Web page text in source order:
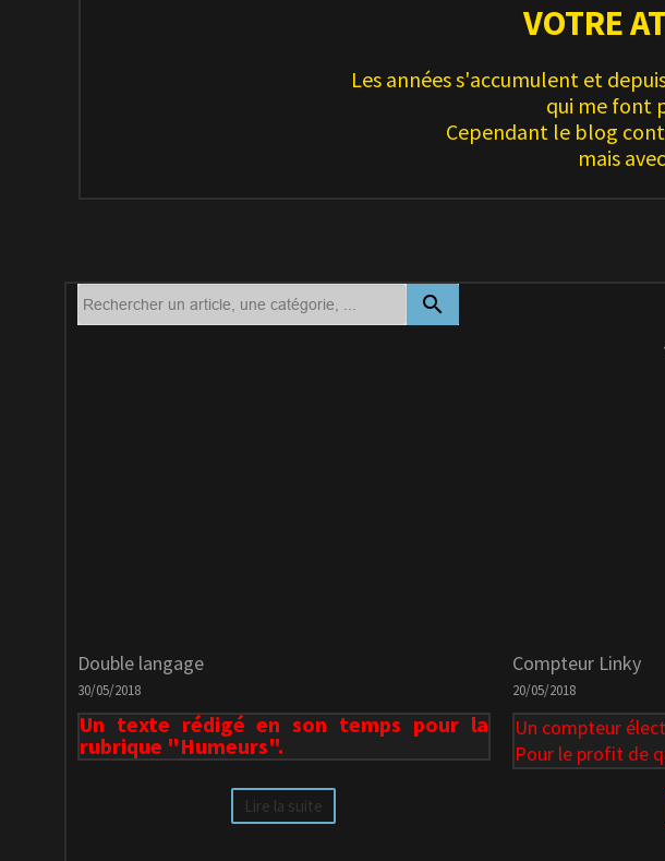
VOTRE
Les années s'accumulent et
qui me font
Cependant le blog
mais
search
Double langage
30/05/2018
Un texte rédigé en son temps pour la
rubrique "Humeurs".
Lire la suite
Compteur Linky
20/05/2018
Un compteur
Pour le profit de